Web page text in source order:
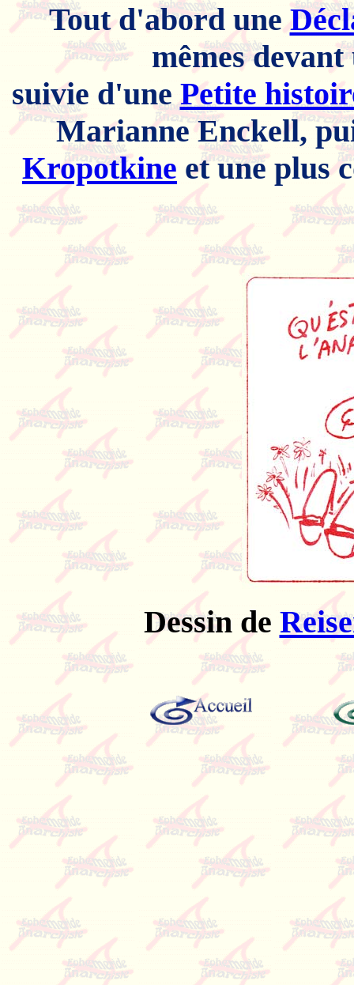
Tout d'abord une
mêmes
suivie d'unePetite
Marianne Enckell,
Kropotkine et une plus
Dessin de